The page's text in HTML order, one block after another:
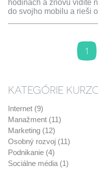
hodinách a znovu vidíte
do svojho mobilu a rieši
1
KATEGÓRIE
Internet (9)
Manažment (11)
Marketing (12)
Osobný rozvoj (11)
Podnikanie (4)
Sociálne média (1)